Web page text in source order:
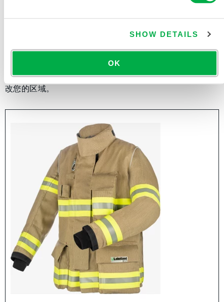
SHOW DETAILS
OK
此产品通常不在您所在的区域销售。您可以在页面顶部更
改您的区域。